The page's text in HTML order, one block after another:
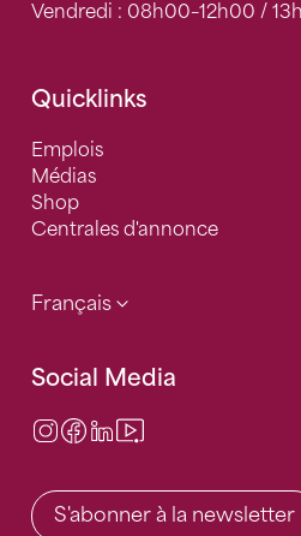
Vendredi : 08h00–12h00 /
Quicklinks
Emplois
Médias
Shop
Centrales d'annonce
Français
Social Media
Instagram
Facebook
LinkedIn
S'abonner à la newsletter